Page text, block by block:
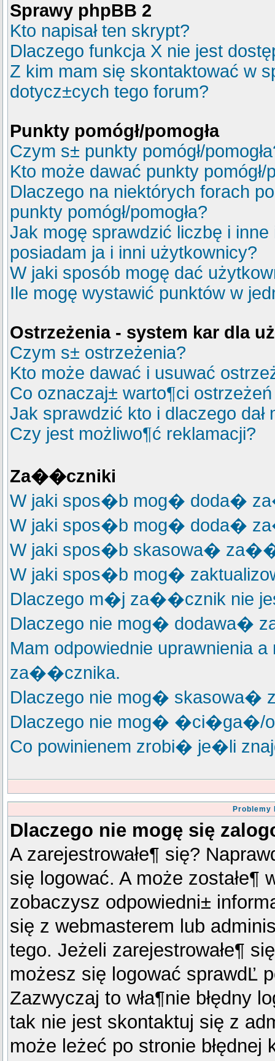
Sprawy phpBB 2
Kto napisał ten skrypt?
Dlaczego funkcja X nie jest
Z kim mam się skontaktować w
dotycz±cych tego forum?
Punkty pomógł/pomogła
Czym s± punkty pomógł/
Kto może dawać punkty pomógł/
Dlaczego na niektórych forach
punkty pomógł/pomogła?
Jak mogę sprawdzić liczbę i
posiadam ja i inni użytkownicy?
W jaki sposób mogę dać
Ile mogę wystawić punktów w
Ostrzeżenia - system kar dla
Czym s± ostrzeżenia?
Kto może dawać i usuwać
Co oznaczaj± warto¶ci
Jak sprawdzić kto i dlaczego dał
Czy jest możliwo¶ć reklamacji?
Za��czniki
W jaki spos�b mog� doda�
W jaki spos�b mog� doda�
W jaki spos�b skasowa�
W jaki spos�b mog�
Dlaczego m�j za��cznik nie
Dlaczego nie mog� dodawa�
Mam odpowiednie uprawnienia
za��cznika.
Dlaczego nie mog�
Dlaczego nie mog�
Co powinienem zrobi� je�li
Problemy
Dlaczego nie mogę się
A zarejestrowałe¶ się?
się logować. A może zostałe¶
zobaczysz odpowiedni±
się z webmasterem lub
tego. Jeżeli zarejestrowałe¶
możesz się logować sprawdĽ
Zazwyczaj to wła¶nie błędny
tak nie jest skontaktuj się z
może leżeć po stronie błędnej